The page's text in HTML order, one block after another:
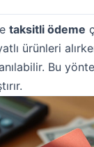
taksitli ödeme
ürünleri
Bu